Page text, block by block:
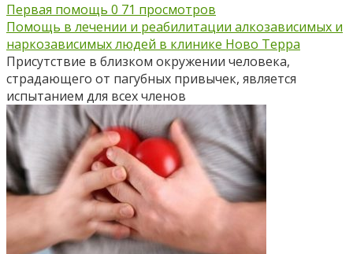
Первая помощь 0 71 просмотров
Помощь в лечении и реабилитации алкозависимых и
наркозависимых людей в клинике Ново Терра
Присутствие в близком окружении человека,
страдающего от пагубных привычек, является
испытанием для всех членов